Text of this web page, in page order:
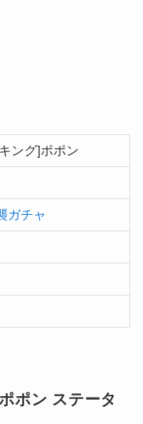
ング]ポポン
ガチャ
ポン ステータ